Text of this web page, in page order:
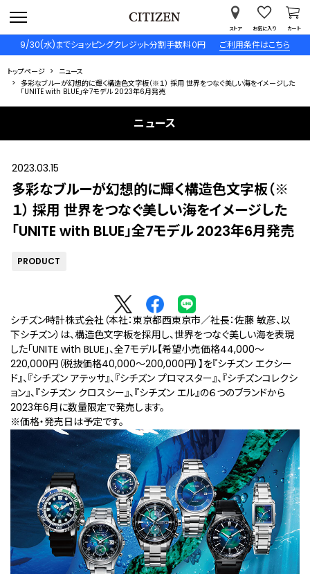
9/30(水)までショッピングクレジット分割手数料０円 ご利用条件はこちら
ストア お気に入り カート
トップページ
ニュース
多彩なブルーが幻想的に輝く構造色文字板（※１） 採用 世界をつなぐ美しい海をイメージした
「UNITE with BLUE」全7モデル 2023年6月発売
ニュース
2023.03.15
多彩なブルーが幻想的に輝く構造色文字板（※
１） 採用 世界をつなぐ美しい海をイメージした
「UNITE with BLUE」全7モデル 2023年6月発売
PRODUCT
シチズン時計株式会社（本社：東京都西東京市／社長：佐藤 敏彦、以
下シチズン）は、構造色文字板を採用し、世界をつなぐ美しい海を表現
した「UNITE with BLUE」、全7モデル【希望小売価格44,000～
220,000円（税抜価格40,000～200,000円）】を『シチズン エクシー
ド』、『シチズン アテッサ』、『シチズン プロマスター』、『シチズンコレクシ
ョン』、『シチズン クロスシー』、『シチズン エル』の６つのブランドから
2023年6月に数量限定で発売します。
※価格・発売日は予定です。